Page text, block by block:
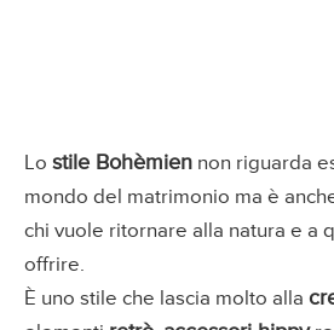
Lo stile Bohèmien non riguarda
mondo del matrimonio ma è
chi vuole ritornare alla natura e a
offrire.
È uno stile che lascia molto alla